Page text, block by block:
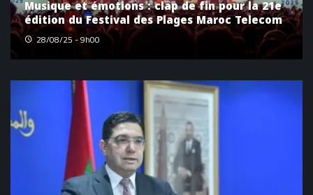
Musique et émotions : clap de fin pour la 21e
édition du Festival des Plages Maroc Telecom
28/08/25 - 9h00